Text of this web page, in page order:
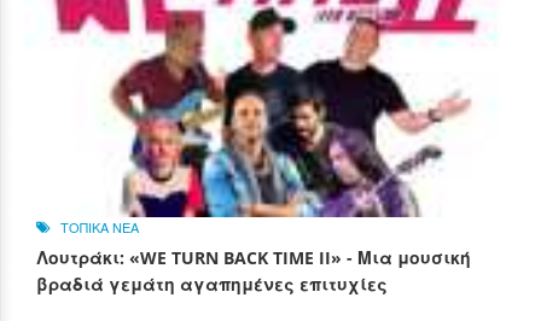
ΤΟΠΙΚΑ ΝΕΑ
Λουτράκι: «WE TURN BACK TIME II» - Μια μουσική
βραδιά γεμάτη αγαπημένες επιτυχίες